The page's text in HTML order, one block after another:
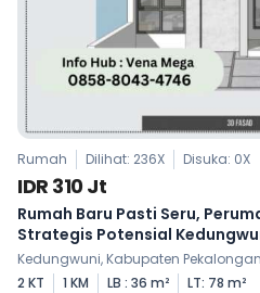
Rumah Dilihat: 236X Disuka: 0X
IDR 310 Jt
Rumah Baru Pasti Seru,
Strategis Potensial
Kedungwuni, Kabupaten Pekalongan
2 KT
1 KM LB : 36 m² LT: 78 m²